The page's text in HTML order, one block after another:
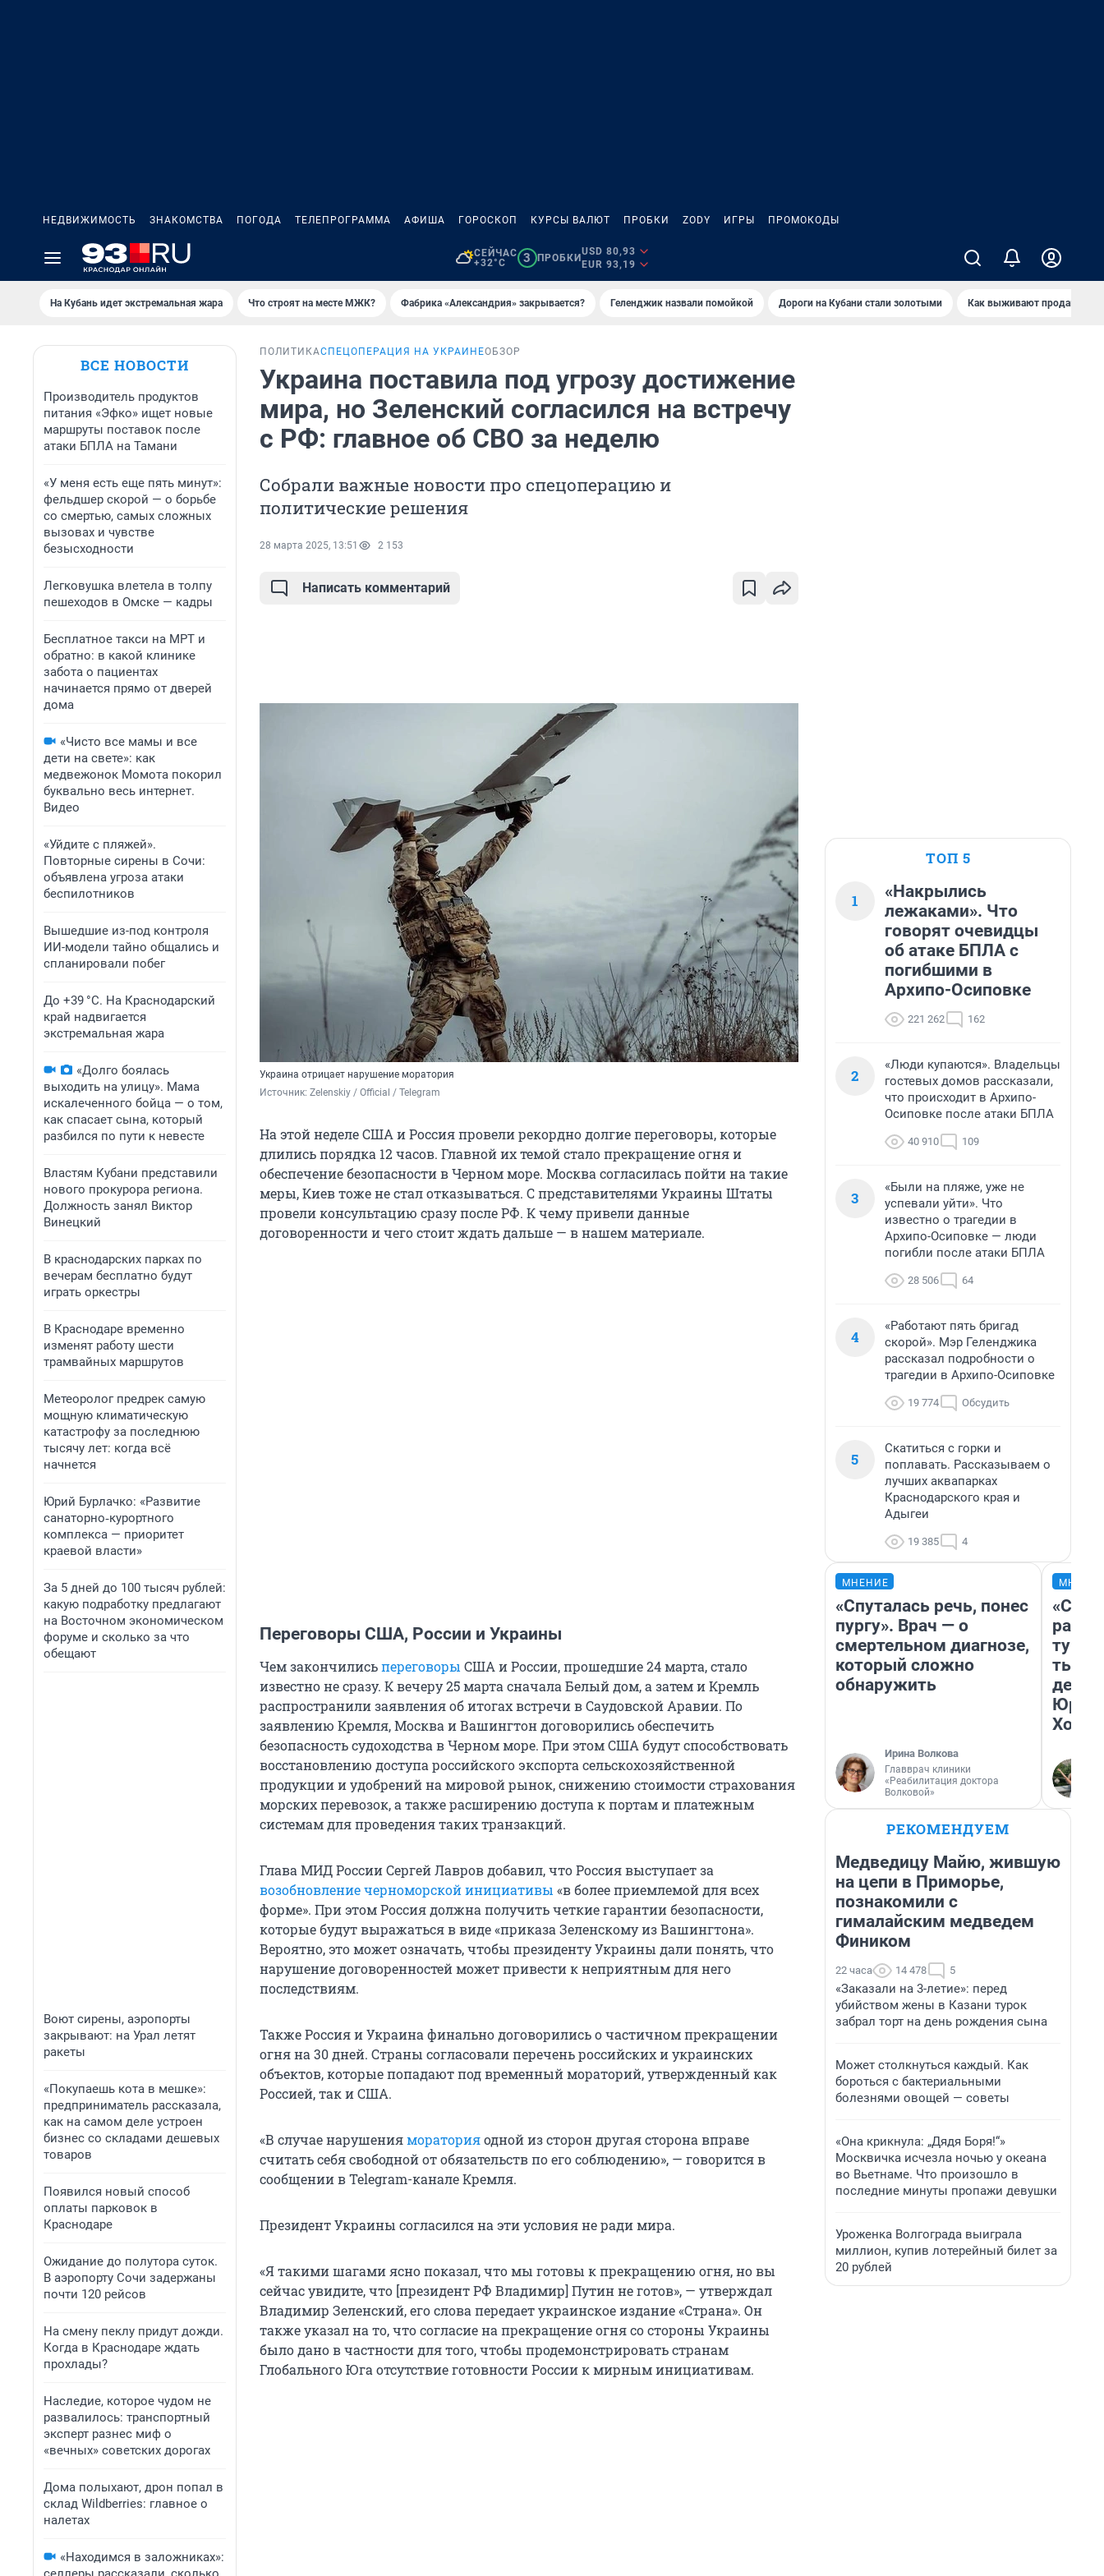
НЕДВИЖИМОСТЬ ЗНАКОМСТВА ПОГОДА ТЕЛЕПРОГРАММА АФИША ГОРОСКОП КУРСЫ ВАЛЮТ ПРОБКИ ZODY ИГРЫ ПРОМОКОДЫ
СЕЙЧАС
+32°C
3 ПРОБКИ
USD 80,93
EUR 93,19
На Кубань идет экстремальная жара Что строят на месте МЖК? Фабрика «Александрия» закрывается? Геленджик назвали помойкой Дороги на Кубани стали золотыми Как выживают продавцы
ВСЕ НОВОСТИ
Производитель продуктов
питания «Эфко» ищет новые
маршруты поставок после
атаки БПЛА на Тамани
«У меня есть еще пять минут»:
фельдшер скорой — о борьбе
со смертью, самых сложных
вызовах и чувстве
безысходности
Легковушка влетела в толпу
пешеходов в Омске — кадры
Бесплатное такси на МРТ и
обратно: в какой клинике
забота о пациентах
начинается прямо от дверей
дома
«Чисто все мамы и все
дети на свете»: как
медвежонок Момота покорил
буквально весь интернет.
Видео
«Уйдите с пляжей».
Повторные сирены в Сочи:
объявлена угроза атаки
беспилотников
Вышедшие из-под контроля
ИИ-модели тайно общались и
спланировали побег
До +39 °C. На Краснодарский
край надвигается
экстремальная жара
«Долго боялась
выходить на улицу». Мама
искалеченного бойца — о том,
как спасает сына, который
разбился по пути к невесте
Властям Кубани представили
нового прокурора региона.
Должность занял Виктор
Винецкий
В краснодарских парках по
вечерам бесплатно будут
играть оркестры
В Краснодаре временно
изменят работу шести
трамвайных маршрутов
Метеоролог предрек самую
мощную климатическую
катастрофу за последнюю
тысячу лет: когда всё
начнется
Юрий Бурлачко: «Развитие
санаторно‑курортного
комплекса — приоритет
краевой власти»
За 5 дней до 100 тысяч рублей:
какую подработку предлагают
на Восточном экономическом
форуме и сколько за что
обещают
Воют сирены, аэропорты
закрывают: на Урал летят
ракеты
«Покупаешь кота в мешке»:
предприниматель рассказала,
как на самом деле устроен
бизнес со складами дешевых
товаров
Появился новый способ
оплаты парковок в
Краснодаре
Ожидание до полутора суток.
В аэропорту Сочи задержаны
почти 120 рейсов
На смену пеклу придут дожди.
Когда в Краснодаре ждать
прохлады?
Наследие, которое чудом не
развалилось: транспортный
эксперт разнес миф о
«вечных» советских дорогах
Дома полыхают, дрон попал в
склад Wildberries: главное о
налетах
«Находимся в заложниках»:
ПОЛИТИКАСПЕЦОПЕРАЦИЯ НА УКРАИНЕОБЗОР
Украина поставила под угрозу достижение
мира, но Зеленский согласился на встречу
с РФ: главное об СВО за неделю
Собрали важные новости про спецоперацию и
политические решения
28 марта 2025, 13:51 2 153
Написать комментарий
Украина отрицает нарушение моратория
Источник: Zelenskiy / Official / Telegram
На этой неделе США и Россия провели рекордно долгие переговоры, которые
длились порядка 12 часов. Главной их темой стало прекращение огня и
обеспечение безопасности в Черном море. Москва согласилась пойти на такие
меры, Киев тоже не стал отказываться. С представителями Украины Штаты
провели консультацию сразу после РФ. К чему привели данные
договоренности и чего стоит ждать дальше — в нашем материале.
Переговоры США, России и Украины
Чем закончилисьпереговоры США и России, прошедшие 24 марта, стало
известно не сразу. К вечеру 25 марта сначала Белый дом, а затем и Кремль
распространили заявления об итогах встречи в Саудовской Аравии. По
заявлению Кремля, Москва и Вашингтон договорились обеспечить
безопасность судоходства в Черном море. При этом США будут способствовать
восстановлению доступа российского экспорта сельскохозяйственной
продукции и удобрений на мировой рынок, снижению стоимости страхования
морских перевозок, а также расширению доступа к портам и платежным
системам для проведения таких транзакций.
Глава МИД России Сергей Лавров добавил, что Россия выступает за
возобновление черноморской инициативы «в более приемлемой для всех
форме». При этом Россия должна получить четкие гарантии безопасности,
которые будут выражаться в виде «приказа Зеленскому из Вашингтона».
Вероятно, это может означать, чтобы президенту Украины дали понять, что
нарушение договоренностей может привести к неприятным для него
последствиям.
Также Россия и Украина финально договорились о частичном прекращении
огня на 30 дней. Страны согласовали перечень российских и украинских
объектов, которые попадают под временный мораторий, утвержденный как
Россией, так и США.
«В случае нарушениямораторияодной из сторон другая сторона вправе
считать себя свободной от обязательств по его соблюдению», — говорится в
сообщении в Telegram-канале Кремля.
Президент Украины согласился на эти условия не ради мира.
«Я такими шагами ясно показал, что мы готовы к прекращению огня, но вы
сейчас увидите, что [президент РФ Владимир] Путин не готов», — утверждал
Владимир Зеленский, его слова передает украинское издание «Страна». Он
также указал на то, что согласие на прекращение огня со стороны Украины
было дано в частности для того, чтобы продемонстрировать странам
Глобального Юга отсутствие готовности России к мирным инициативам.
ТОП 5
1
«Накрылись
лежаками». Что
говорят очевидцы
об атаке БПЛА с
погибшими в
Архипо-Осиповке
221 262 162
2
«Люди купаются». Владельцы
гостевых домов рассказали,
что происходит в Архипо-
Осиповке после атаки БПЛА
40 910 109
3
«Были на пляже, уже не
успевали уйти». Что
известно о трагедии в
Архипо-Осиповке — люди
погибли после атаки БПЛА
28 506 64
4
«Работают пять бригад
скорой». Мэр Геленджика
рассказал подробности о
трагедии в Архипо-Осиповке
19 774 Обсудить
5
Скатиться с горки и
поплавать. Рассказываем о
лучших аквапарках
Краснодарского края и
Адыгеи
19 385 4
МНЕНИЕ
«Спуталась речь, понес
пургу». Врач — о
смертельном диагнозе,
который сложно
обнаружить
Ирина Волкова
Главврач клиники
«Реабилитация доктора
Волковой»
день
РЕКОМЕНДУЕМ
Медведицу Майю, жившую
на цепи в Приморье,
познакомили с
гималайским медведем
Фиником
22 часа 14 478 5
«Заказали на 3-летие»: перед
убийством жены в Казани турок
забрал торт на день рождения сына
Может столкнуться каждый. Как
бороться с бактериальными
болезнями овощей — советы
«Она крикнула: „Дядя Боря!“»
Москвичка исчезла ночью у океана
во Вьетнаме. Что произошло в
последние минуты пропажи девушки
Уроженка Волгограда выиграла
миллион, купив лотерейный билет за
20 рублей